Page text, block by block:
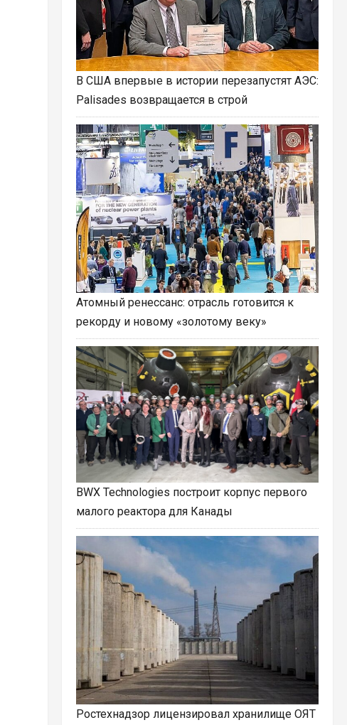
В США впервые в истории перезапустят АЭС:
Palisades возвращается в строй
Атомный ренессанс: отрасль готовится к
рекорду и новому «золотому веку»
BWX Technologies построит корпус первого
малого реактора для Канады
Ростехнадзор лицензировал хранилище ОЯТ